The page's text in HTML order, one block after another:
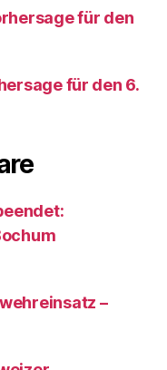
für den
für den 6.
–